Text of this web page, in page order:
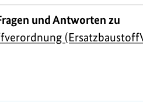
und Antworten zu